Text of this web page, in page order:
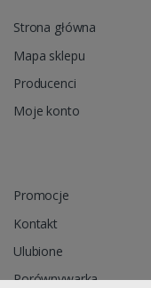
Strona główna
Mapa sklepu
Producenci
Moje konto
Promocje
Kontakt
Ulubione
Porównywarka